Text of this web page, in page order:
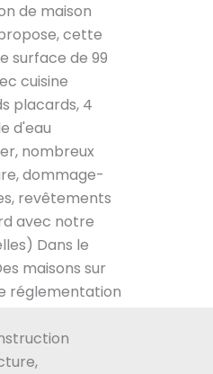
de maison
propose, cette
surface de 99
cuisine
placards, 4
d'eau
nombreux
dommage-
revêtements
avec notre
Dans le
maisons sur
réglementation